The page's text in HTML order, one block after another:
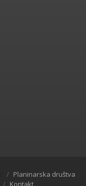
Planinarska društva
Kontakt